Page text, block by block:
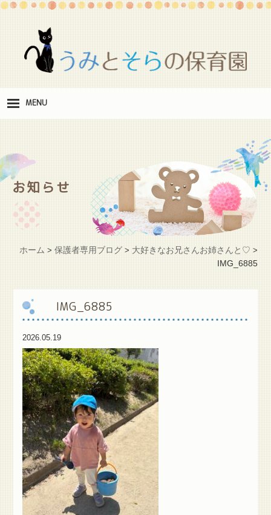
MENU
職
施 設紹介
護者様専用ブログ
お知らせ
ホーム > 保護者専用ブログ> 大好きなお兄さんお姉さんと♡ >
IMG_6885
IMG_6885
2026.05.19